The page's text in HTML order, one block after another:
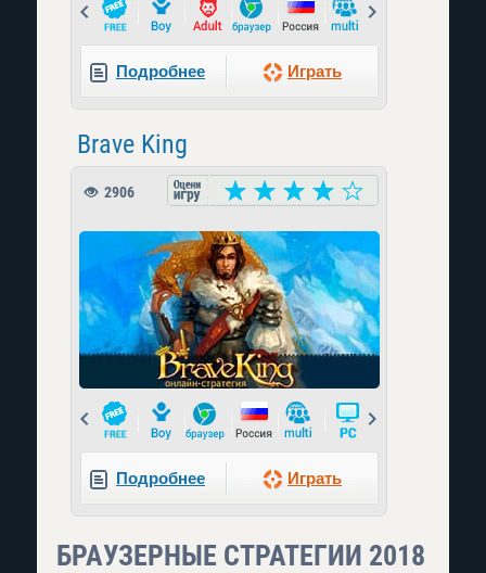
Prev
Подробнее Играть
Brave King
2906
Prev
Подробнее Играть
БРАУЗЕРНЫЕ СТРАТЕГИИ 2018